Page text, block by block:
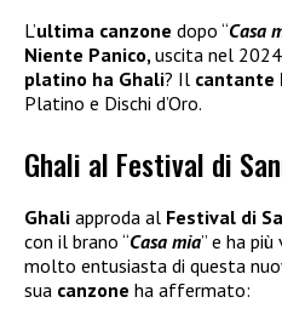
L’ultima canzone dopo “Casa
Niente Panico, uscita nel
platino ha Ghali? Il cantante
Platino e Dischi d’Oro.
Ghali al Festival di
Ghali approda al Festival di
con il brano “Casa mia” e ha
molto entusiasta di questa
sua canzone ha affermato: